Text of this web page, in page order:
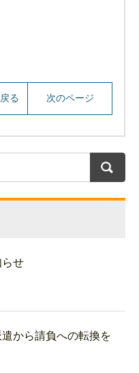
る 次のページ
らせ
から請負への転換を